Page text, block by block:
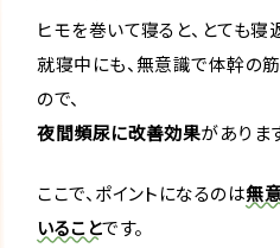
ヒモを巻いて寝ると、とても寝
就寝中にも、無意識で体幹の
ので、
夜間頻尿に改善効果がありま
ここで、ポイントになるのは無
いることです。